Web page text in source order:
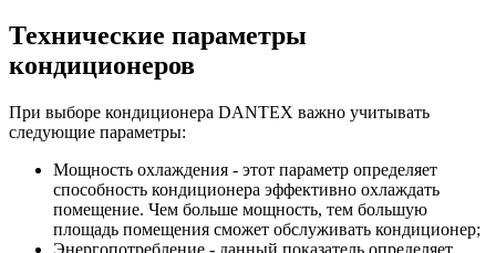
Технические параметры
кондиционеров
При выборе кондиционера DANTEX важно учитывать
следующие параметры:
Мощность охлаждения - этот параметр определяет
способность кондиционера эффективно охлаждать
помещение. Чем больше мощность, тем большую
площадь помещения сможет обслуживать кондиционер;